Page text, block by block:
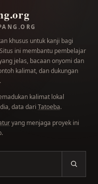
khusus untuk kanji bagi
ini membantu pembelajar
jelas, bacaan onyomi dan
kalimat, dan dukungan
kalimat lokal
data dari Tatoeba.
yang menjaga proyek ini